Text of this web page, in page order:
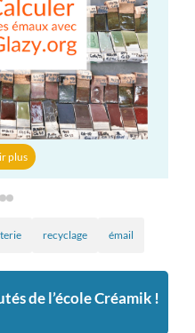
plus
recyclage émail
de l’école Créamik !